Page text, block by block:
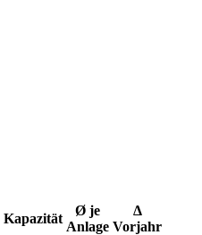
Kapazität
Ø je
Anlage
Δ
Vorjahr